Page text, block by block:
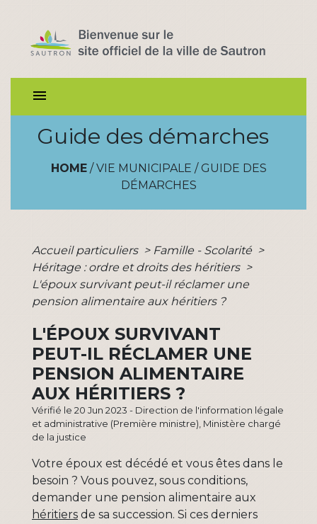
menu
Guide des démarches
HOME/ VIE MUNICIPALE / GUIDE DES
DÉMARCHES
Accueil particuliers > Famille - Scolarité >
Héritage : ordre et droits des héritiers >
L'époux survivant peut-il réclamer une
pension alimentaire aux héritiers ?
L'ÉPOUX SURVIVANT
PEUT-IL RÉCLAMER UNE
PENSION ALIMENTAIRE
AUX HÉRITIERS ?
Vérifié le 20 Jun 2023 - Direction de l'information légale
et administrative (Première ministre), Ministère chargé
de la justice
Votre époux est décédé et vous êtes dans le
besoin ? Vous pouvez, sous conditions,
demander une pension alimentaire aux
héritiers de sa succession. Si ces derniers